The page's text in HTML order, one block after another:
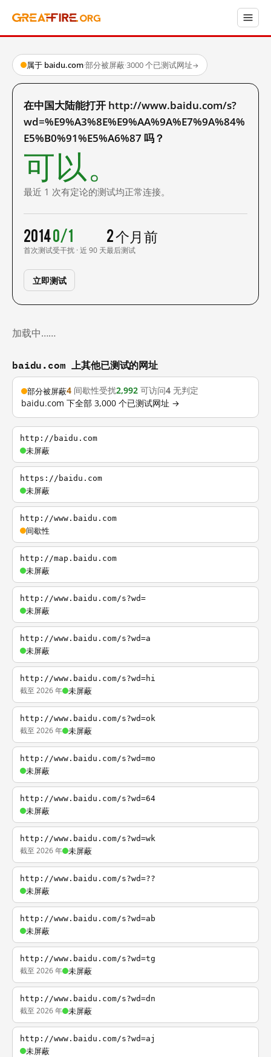
属于 baidu.com·部分被屏蔽·3000 个已测试网址→
在中国大陆能打开 http://www.baidu.com/s?
wd=%E9%A3%8E%E9%AA%9A%E7%9A%84%
E5%B0%91%E5%A6%87 吗？
可以。
最近 1 次有定论的测试均正常连接。
2014
首次测试
0/1
受干扰 · 近 90 天
2 个月前
最后测试
立即测试
加载中……
baidu.com 上其他已测试的网址
部分被屏蔽4 间歇性受扰2,992 可访问4 无判定
baidu.com 下全部 3,000 个已测试网址 →
http://baidu.com
未屏蔽
https://baidu.com
未屏蔽
http://www.baidu.com
间歇性
http://map.baidu.com
未屏蔽
http://www.baidu.com/s?wd=
未屏蔽
http://www.baidu.com/s?wd=a
未屏蔽
http://www.baidu.com/s?wd=hi
截至 2026 年 未屏蔽
http://www.baidu.com/s?wd=ok
截至 2026 年 未屏蔽
http://www.baidu.com/s?wd=mo
未屏蔽
http://www.baidu.com/s?wd=64
未屏蔽
http://www.baidu.com/s?wd=wk
截至 2026 年 未屏蔽
http://www.baidu.com/s?wd=??
未屏蔽
http://www.baidu.com/s?wd=ab
未屏蔽
http://www.baidu.com/s?wd=tg
截至 2026 年 未屏蔽
http://www.baidu.com/s?wd=dn
截至 2026 年 未屏蔽
http://www.baidu.com/s?wd=aj
未屏蔽